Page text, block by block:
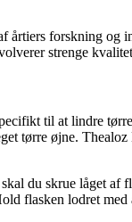
årtiers forskning og
strenge
til at lindre
tørre øjne.
du skrue låget
flasken lodret